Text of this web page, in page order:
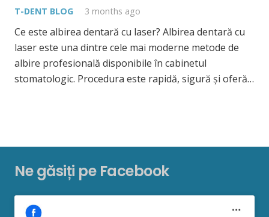
T-DENT BLOG 3 months ago
Ce este albirea dentară cu laser? Albirea dentară cu
laser este una dintre cele mai moderne metode de
albire profesională disponibile în cabinetul
stomatologic. Procedura este rapidă, sigură și oferă…
Ne găsiți pe Facebook